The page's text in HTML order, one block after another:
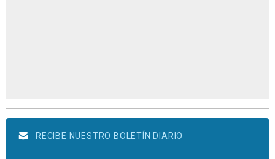
RECIBE NUESTRO BOLETÍN DIARIO